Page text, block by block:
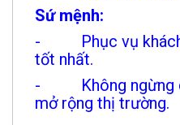
Sứ mệnh:
- Phục vụ khách
tốt nhất.
- Không ngừng
mở rộng thị trường.